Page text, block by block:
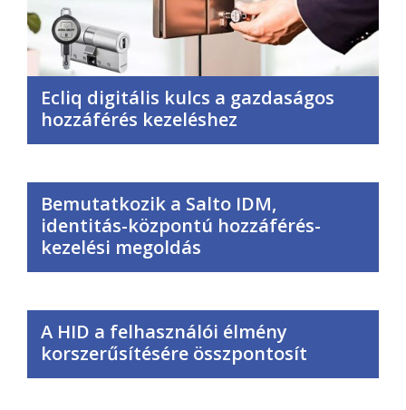
Ecliq digitális kulcs a gazdaságos
hozzáférés kezeléshez
Bemutatkozik a Salto IDM,
identitás-központú hozzáférés-
kezelési megoldás
A HID a felhasználói élmény
korszerűsítésére összpontosít